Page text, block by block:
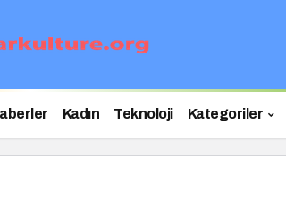
Kadın Teknoloji Kategoriler